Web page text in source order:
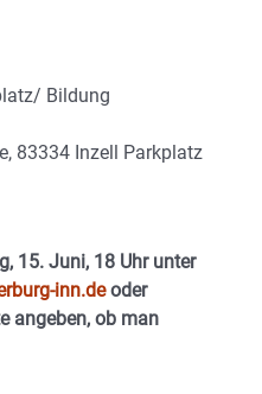
Bildung
83334 Inzell Parkplatz
15. Juni, 18 Uhr unter
inn.deoder
angeben, ob man